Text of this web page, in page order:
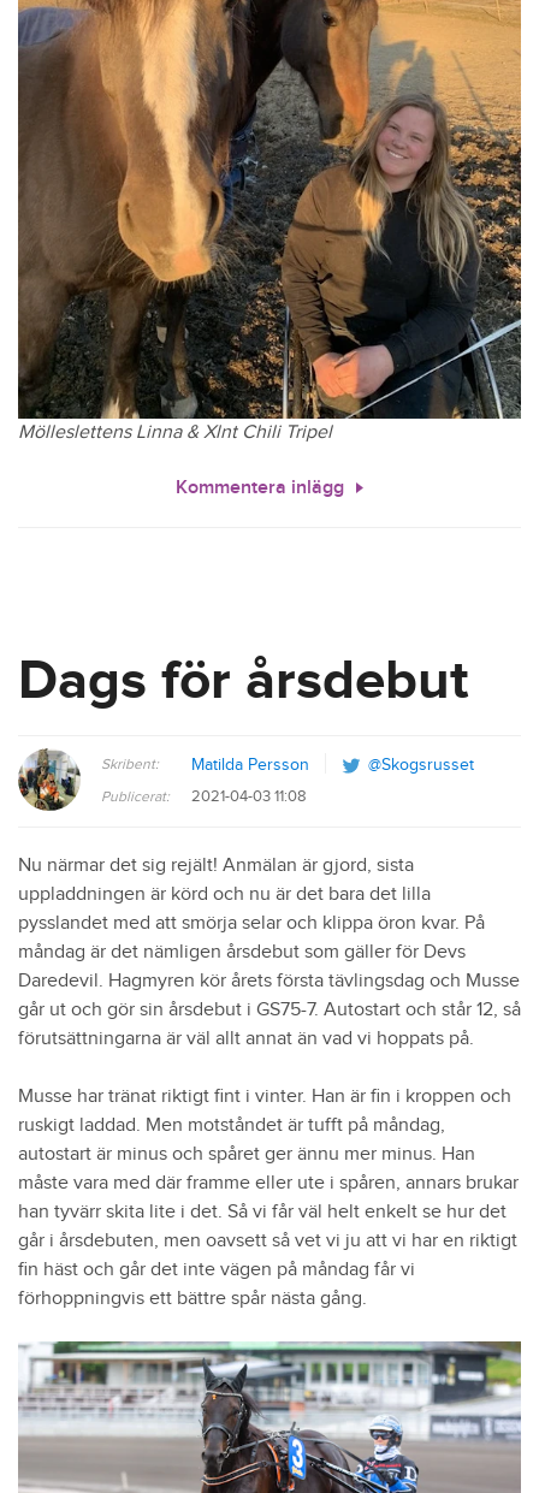
Mölleslettens Linna & Xlnt Chili Tripel
Kommentera inlägg
Dags för årsdebut
Skribent: Matilda Persson @Skogsrusset
Publicerat: 2021-04-03 11:08
Nu närmar det sig rejält! Anmälan är gjord, sista
uppladdningen är körd och nu är det bara det lilla
pysslandet med att smörja selar och klippa öron kvar. På
måndag är det nämligen årsdebut som gäller för Devs
Daredevil. Hagmyren kör årets första tävlingsdag och Musse
går ut och gör sin årsdebut i GS75-7. Autostart och står 12, så
förutsättningarna är väl allt annat än vad vi hoppats på.
Musse har tränat riktigt fint i vinter. Han är fin i kroppen och
ruskigt laddad. Men motståndet är tufft på måndag,
autostart är minus och spåret ger ännu mer minus. Han
måste vara med där framme eller ute i spåren, annars brukar
han tyvärr skita lite i det. Så vi får väl helt enkelt se hur det
går i årsdebuten, men oavsett så vet vi ju att vi har en riktigt
fin häst och går det inte vägen på måndag får vi
förhoppningvis ett bättre spår nästa gång.